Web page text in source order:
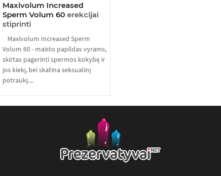
Maxivolum Increased
Sperm Volum 60 erekcijai
stiprinti
Maxivolum Increased Sperm
Volum 60 - maisto papildas vyrams,
skirtas pagerinti spermos kokybę ir
jos kiekį, bei skatina seksualinį
potraukį....